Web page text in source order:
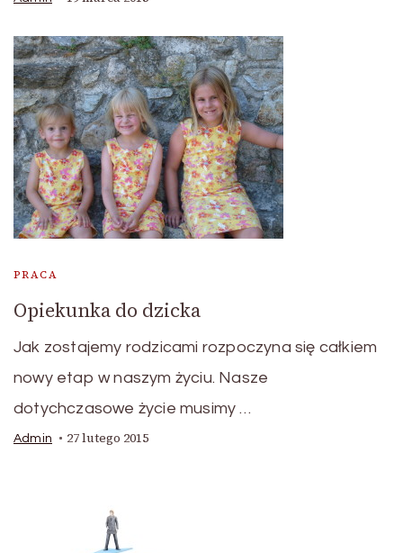
PRACA
Opiekunka do dzicka
Jak zostajemy rodzicami rozpoczyna się całkiem
nowy etap w naszym życiu. Nasze
dotychczasowe życie musimy …
Admin 27 lutego 2015